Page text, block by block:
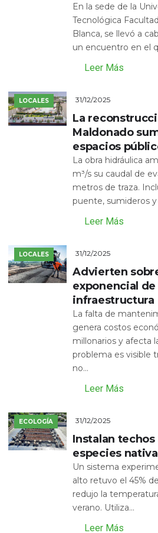
En la sede de la
Tecnológica
Blanca, se llevó a
un encuentro en el
Leer Más
LOCALES 31/12/2025
La
Maldonado
espacios
La obra hidráulica
m³/s su caudal de
metros de traza.
puente, sumideros y
Leer Más
LOCALES 31/12/2025
Advierten
exponencial de
infraestructura
La falta de
genera costos
millonarios y afecta
problema es visible
no...
Leer Más
ECOLOGÍA 31/12/2025
Instalan
especies
Un sistema
alto retuvo el 45%
redujo la
verano. Utiliza...
Leer Más